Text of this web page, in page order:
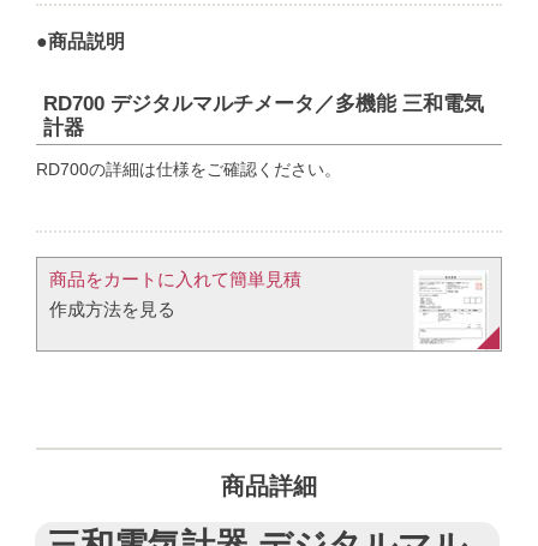
●商品説明
RD700 デジタルマルチメータ／多機能 三和電気
計器
RD700の詳細は仕様をご確認ください。
商品をカートに入れて簡単見積​
作成方法を見る​​
商品詳細